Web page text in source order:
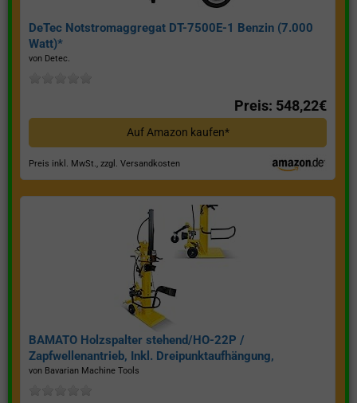
DeTec Notstromaggregat DT-7500E-1 Benzin (7.000
Watt)*
von Detec.
Preis: 548,22€
Auf Amazon kaufen*
Preis inkl. MwSt., zzgl. Versandkosten
BAMATO Holzspalter stehend/HO-22P /
Zapfwellenantrieb, Inkl. Dreipunktaufhängung,
Spaltkraft 22 Tonnen*
von Bavarian Machine Tools